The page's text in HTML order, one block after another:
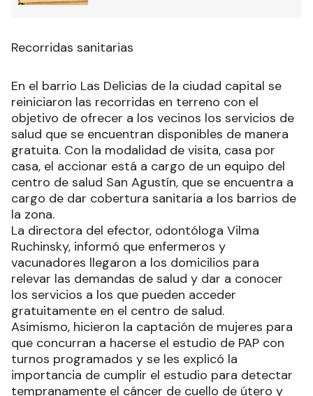
Recorridas sanitarias
En el barrio Las Delicias de la ciudad capital se
reiniciaron las recorridas en terreno con el
objetivo de ofrecer a los vecinos los servicios de
salud que se encuentran disponibles de manera
gratuita. Con la modalidad de visita, casa por
casa, el accionar está a cargo de un equipo del
centro de salud San Agustín, que se encuentra a
cargo de dar cobertura sanitaria a los barrios de
la zona.
La directora del efector, odontóloga Vilma
Ruchinsky, informó que enfermeros y
vacunadores llegaron a los domicilios para
relevar las demandas de salud y dar a conocer
los servicios a los que pueden acceder
gratuitamente en el centro de salud.
Asimismo, hicieron la captación de mujeres para
que concurran a hacerse el estudio de PAP con
turnos programados y se les explicó la
importancia de cumplir el estudio para detectar
tempranamente el cáncer de cuello de útero y